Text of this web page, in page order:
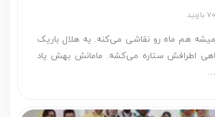
هم ماه رو نقاشی می‌کنه. یه هلال باریک
اطرافش ستاره می‌کشه. مامانش بهش یاد